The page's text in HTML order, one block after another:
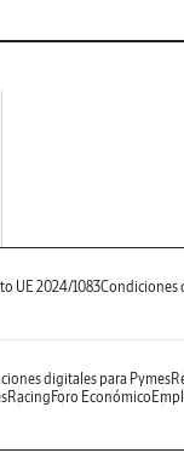
UE 2024/1083Condiciones
digitales para Pymes
Racing Foro Económico